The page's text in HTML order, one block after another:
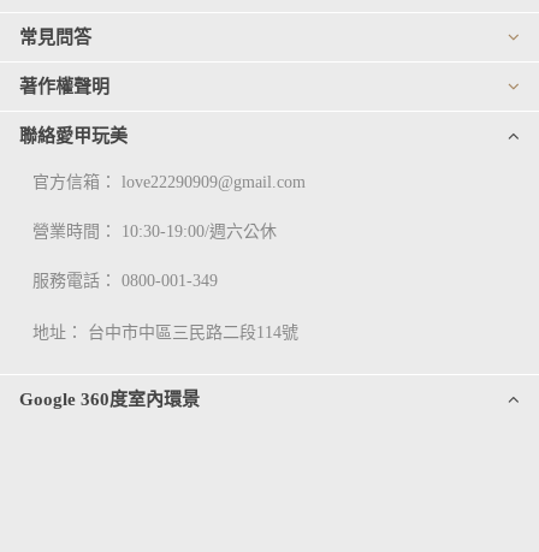
常見問答
著作權聲明
聯絡愛甲玩美
官方信箱： love22290909@gmail.com
營業時間： 10:30-19:00/週六公休
服務電話： 0800-001-349
地址： 台中市中區三民路二段114號
Google 360度室內環景